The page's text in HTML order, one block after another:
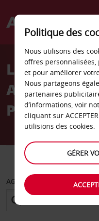
Welcome
AvisLocation
Aéroport
Poznan
AGENCE DE DÉPART
Politique des
Nous utilisons des
offres
et pour améliorer
Nous partageons
partenaires
d’informations, voir
cliquant sur
utilisions des cookies.
GÉRER